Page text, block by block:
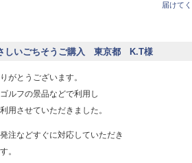
届けて
しいごちそうご購入 東京都 K.T様
がとうございます。
ルフの景品などで利用し
用させていただきました。
注などすぐに対応していただき
。